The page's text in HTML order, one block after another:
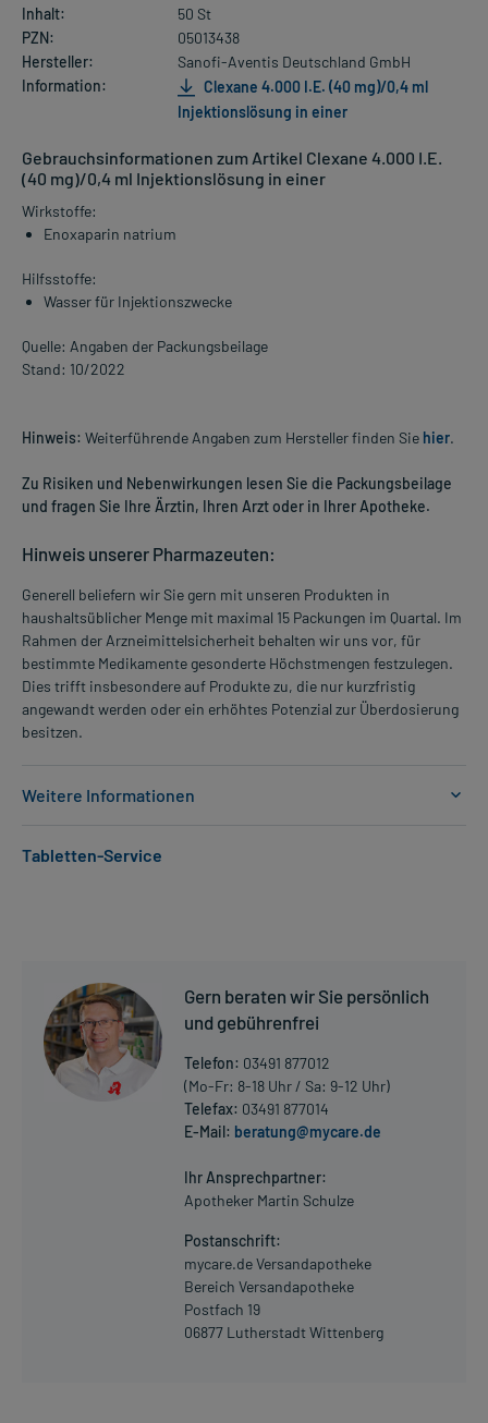
Inhalt:
50 St
PZN:
05013438
Hersteller:
Sanofi-Aventis Deutschland GmbH
Information:
Clexane 4.000 I.E. (40 mg)/0,4 ml
Injektionslösung in einer
Gebrauchsinformationen zum Artikel Clexane 4.000 I.E.
(40 mg)/0,4 ml Injektionslösung in einer
Wirkstoffe:
Enoxaparin natrium
Hilfsstoffe:
Wasser für Injektionszwecke
Quelle: Angaben der Packungsbeilage
Stand: 10/2022
Hinweis: Weiterführende Angaben zum Hersteller finden Sie hier.
Zu Risiken und Nebenwirkungen lesen Sie die Packungsbeilage
und fragen Sie Ihre Ärztin, Ihren Arzt oder in Ihrer Apotheke.
Hinweis unserer Pharmazeuten:
Generell beliefern wir Sie gern mit unseren Produkten in
haushaltsüblicher Menge mit maximal 15 Packungen im Quartal. Im
Rahmen der Arzneimittelsicherheit behalten wir uns vor, für
bestimmte Medikamente gesonderte Höchstmengen festzulegen.
Dies trifft insbesondere auf Produkte zu, die nur kurzfristig
angewandt werden oder ein erhöhtes Potenzial zur Überdosierung
besitzen.
Weitere Informationen
- Thrombosen und Embolien
Dosierung und Anwendungshinweise:
Art der Anwendung?
Wenden Sie das Arzneimittel nach den Anweisungen des Arztes an.
Die Anwendungsdauer richtet sich nach Art der Beschwerde
Es kann zu einer Vielzahl von Überdosierungserscheinungen
kommen, unter anderem zu Blutungen aus Haut, Schleimhäuten
und Wunden, des Magen-Darm-Traktes und des Urogenitaltraktes
sowie zu Blutdruckabfall. Setzen Sie sich bei dem Verdacht auf
eine Überdosierung umgehend mit einem Arzt in Verbindung.
Mehr anzeigen
Tabletten-Service
Gern beraten wir Sie persönlich
und gebührenfrei
Telefon: 03491 877012
(Mo-Fr: 8-18 Uhr / Sa: 9-12 Uhr)
Telefax: 03491 877014
E-Mail: beratung@mycare.de
Ihr Ansprechpartner:
Apotheker Martin Schulze
Postanschrift:
mycare.de Versandapotheke
Bereich Versandapotheke
Postfach 19
06877 Lutherstadt Wittenberg